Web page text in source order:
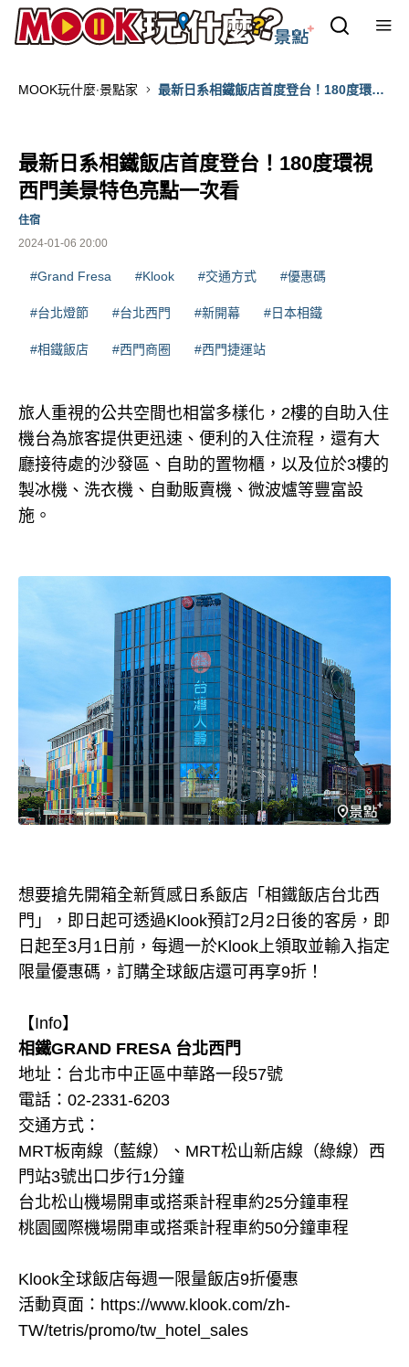
MOOK玩什麼‧景點家
最新日系相鐵飯店首度登台！180度環視
最新日系相鐵飯店首度登台！180度環視
西門美景特色亮點一次看
2024-01-06 20:00
住宿
#Grand Fresa #Klook #交通方式 #優惠碼
#台北燈節 #台北西門 #新開幕 #日本相鐵
#相鐵飯店 #西門商圈 #西門捷運站
旅人重視的公共空間也相當多樣化，2樓的自助入住
機台為旅客提供更迅速、便利的入住流程，還有大
廳接待處的沙發區、自助的置物櫃，以及位於3樓的
製冰機、洗衣機、自動販賣機、微波爐等豐富設
施。
想要搶先開箱全新質感日系飯店「相鐵飯店台北西
門」，即日起可透過Klook預訂2月2日後的客房，即
日起至3月1日前，每週一於Klook上領取並輸入指定
限量優惠碼，訂購全球飯店還可再享9折！
【Info】
相鐵GRAND FRESA 台北西門
地址：台北市中正區中華路一段57號
電話：02-2331-6203
交通方式：
MRT板南線（藍線）、MRT松山新店線（綠線）西
門站3號出口步行1分鐘
台北松山機場開車或搭乘計程車約25分鐘車程
桃園國際機場開車或搭乘計程車約50分鐘車程
Klook全球飯店每週一限量飯店9折優惠
活動頁面：https://www.klook.com/zh-
TW/tetris/promo/tw_hotel_sales